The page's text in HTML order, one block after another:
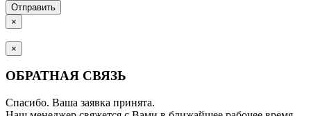
Отправить
×
×
ОБРАТНАЯ СВЯЗЬ
Спасибо. Ваша заявка принята.